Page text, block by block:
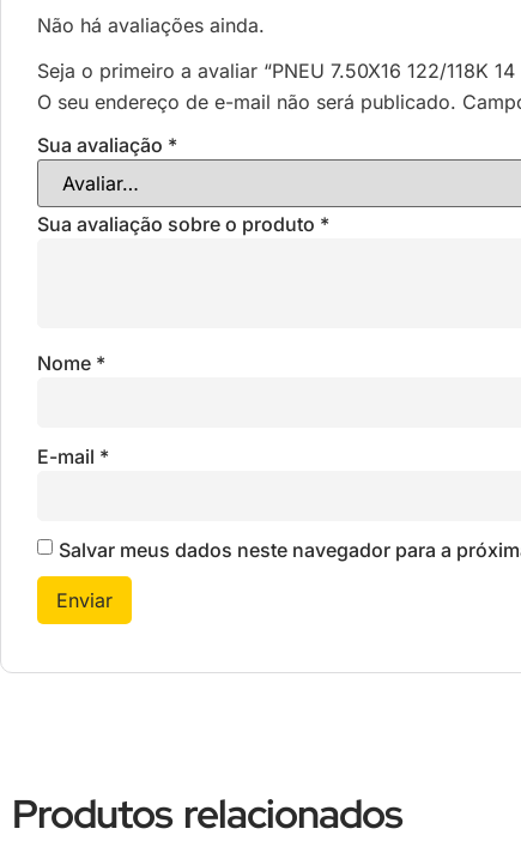
Não há avaliações ainda.
Seja o primeiro a avaliar “PNEU 7.50X16 122/118K
O seu endereço de e-mail não será publicado.
Sua avaliação *
Sua avaliação sobre o produto *
Nome *
E-mail *
Salvar meus dados neste navegador para a
Produtos relacionados